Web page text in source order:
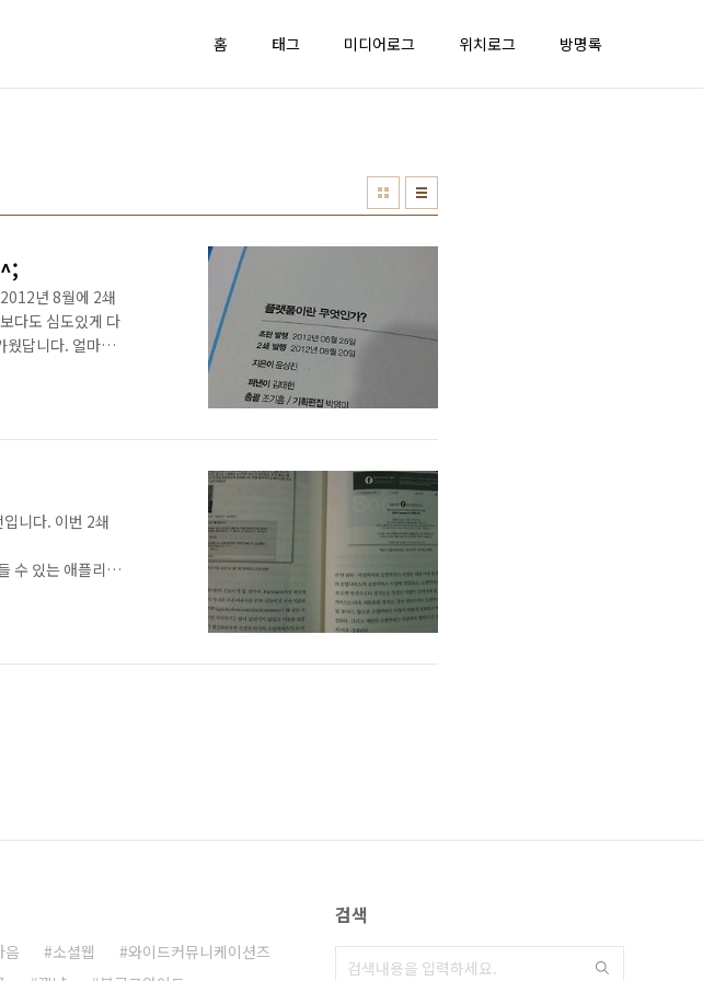
홈 태그 미디어로그 위치로그 방명록
년 8월에 2쇄
다도 심도있게 다
웠답니다. 얼마전
실 듯 합니다. 기
니 제 책을 담당하
니다. 이번 2쇄
있는 애플리케
직전에 그 존재
었습니다. '8장.
음 소셜웹
와이드커뮤니케이션즈
검색